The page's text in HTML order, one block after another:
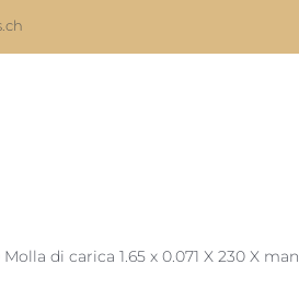
Molla di carica 1.65 x 0.071 X 230 X man